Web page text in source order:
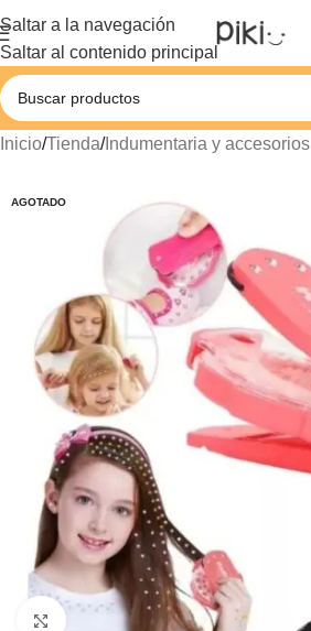
Saltar a la navegación
Saltar al contenido principal
Inicio/Tienda/Indumentaria y accesorios
AGOTADO
Haga clic para ampliar